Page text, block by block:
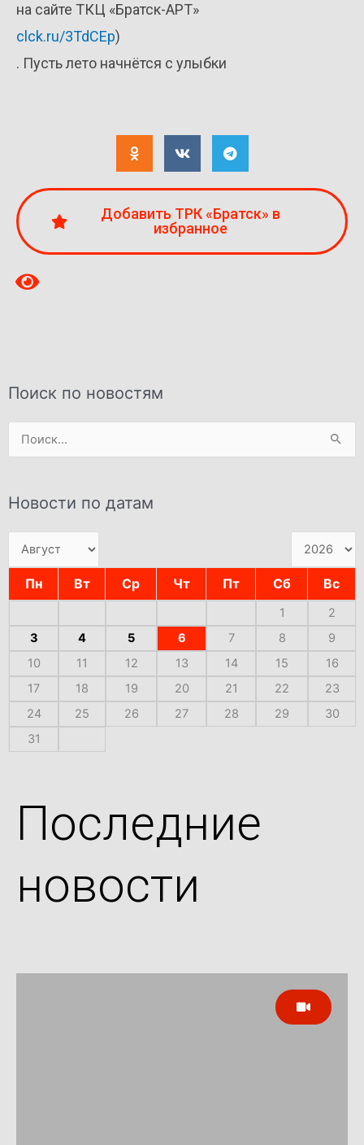
на сайте ТКЦ «Братск-АРТ»
clck.ru/3TdCEp)
. Пусть лето начнётся с улыбки
Добавить ТРК «Братск» в
избранное
Поиск по новостям
Поиск:
Новости по датам
Пн Вт Ср Чт Пт Сб Вс
1
2
3
4 5 6 7 8
9
10
11 12 13 14 15
16
17
18 19 20 21 22
23
24
25 26 27 28 29
30
31
Последние
новости